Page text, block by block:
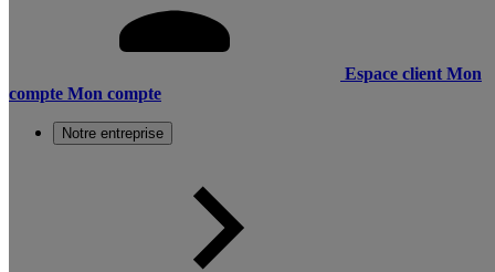
Espace client Mon
compte Mon compte
Notre entreprise